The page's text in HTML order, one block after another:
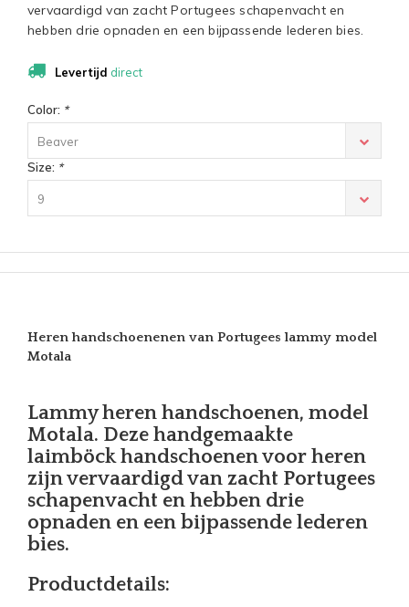
vervaardigd van zacht Portugees schapenvacht en
hebben drie opnaden en een bijpassende lederen bies.
Levertijd direct
Color: *
Beaver
Size: *
9
Heren handschoenenen van Portugees lammy model
Motala
Lammy heren handschoenen, model
Motala. Deze handgemaakte
laimböck handschoenen voor heren
zijn vervaardigd van zacht Portugees
schapenvacht en hebben drie
opnaden en een bijpassende lederen
bies.
Productdetails: